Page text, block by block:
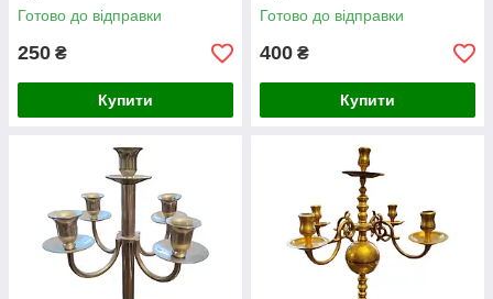
Готово до відправки
250 ₴
Купити
Готово до відправки
400 ₴
Купити